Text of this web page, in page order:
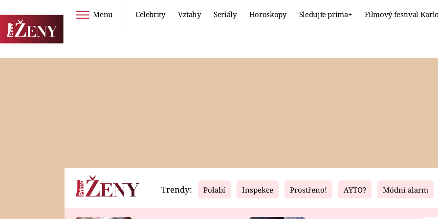
Menu Celebrity Vztahy Seriály Horoskopy Sledujte prima+ Filmový festival
Horoskopy Video Fresh Living
Trendy: Polabí Inspekce Prostřeno! AYTO? Módní alarm